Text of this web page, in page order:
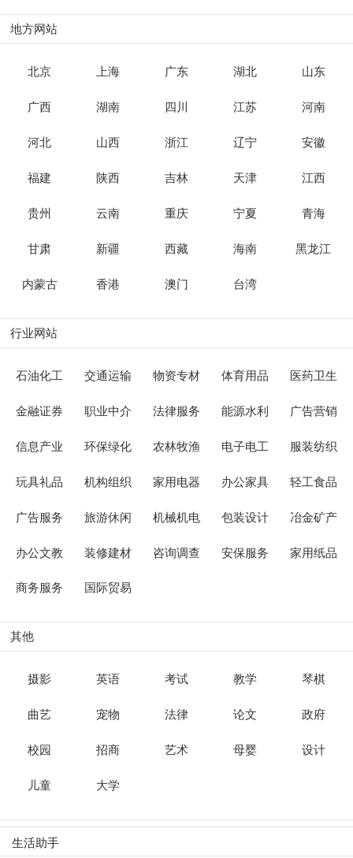
地方网站
北京 上海 广东 湖北 山东
广西 湖南 四川 江苏 河南
河北 山西 浙江 辽宁 安徽
福建 陕西 吉林 天津 江西
贵州 云南 重庆 宁夏 青海
甘肃 新疆 西藏 海南 黑龙江
内蒙古 香港 澳门 台湾
行业网站
石油化工 交通运输 物资专材 体育用品 医药卫生
金融证券 职业中介 法律服务 能源水利 广告营销
信息产业 环保绿化 农林牧渔 电子电工 服装纺织
玩具礼品 机构组织 家用电器 办公家具 轻工食品
广告服务 旅游休闲 机械机电 包装设计 冶金矿产
办公文教 装修建材 咨询调查 安保服务 家用纸品
商务服务 国际贸易
其他
摄影 英语 考试 教学 琴棋
曲艺 宠物 法律 论文 政府
校园 招商 艺术 母婴 设计
儿童 大学
生活助手